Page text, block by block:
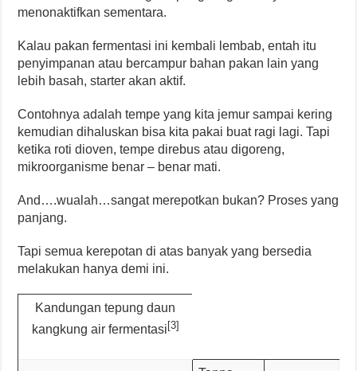
menonaktifkan sementara.
Kalau pakan fermentasi ini kembali lembab, entah itu
penyimpanan atau bercampur bahan pakan lain yang
lebih basah, starter akan aktif.
Contohnya adalah tempe yang kita jemur sampai kering
kemudian dihaluskan bisa kita pakai buat ragi lagi. Tapi
ketika roti dioven, tempe direbus atau digoreng,
mikroorganisme benar – benar mati.
And….wualah…sangat merepotkan bukan? Proses yang
panjang.
Tapi semua kerepotan di atas banyak yang bersedia
melakukan hanya demi ini.
Kandungan tepung daun
kangkung air fermentasi [3]